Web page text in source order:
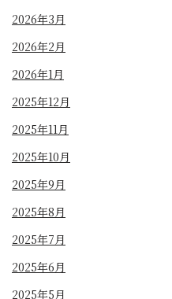
2026年3月
2026年2月
2026年1月
2025年12月
2025年11月
2025年10月
2025年9月
2025年8月
2025年7月
2025年6月
2025年5月